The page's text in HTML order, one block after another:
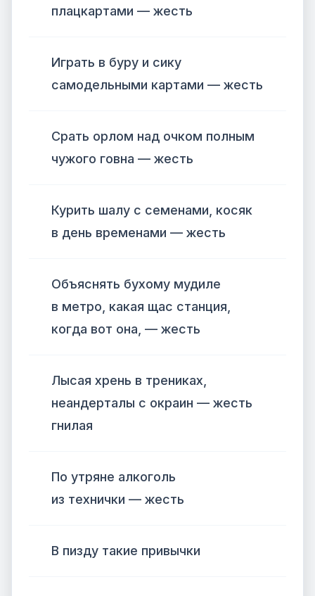
плацкартами — жесть
Играть в буру и сику
самодельными картами — жесть
Срать орлом над очком полным
чужого говна — жесть
Курить шалу с семенами, косяк
в день временами — жесть
Объяснять бухому мудиле
в метро, какая щас станция,
когда вот она, — жесть
Лысая хрень в трениках,
неандерталы с окраин — жесть
гнилая
По утряне алкоголь
из технички — жесть
В пизду такие привычки